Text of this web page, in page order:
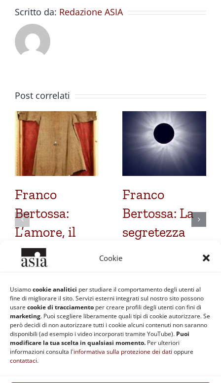
Cookie
Usiamocookie analitici per studiare il comportamento degli utenti al
fine di migliorare il sito. Servizi esterni integrati sul nostro sito possono
usare cookie di tracciamento per creare profili degli utenti con fini di
marketing. Puoi scegliere liberamente quali tipi di cookie autorizzare. Se
però decidi di non autorizzare tutti i cookie alcuni contenuti non saranno
disponibili (ad esempio i video incorporati tramite YouTube). Puoi
modificare la tua scelta in qualsiasi momento. Per ulteriori
informazioni consulta l'informativa sulla protezione dei dati oppure
contattaci.
Scritto da: Redazione ASIA
Post correlati
Franco
Bertossa:
L’amore, il
tratto
fondamentale
del
cristianesimo
16 Marzo 2017
Franco
Bertossa: La
segretezza
Divinità
12 Marzo 2017